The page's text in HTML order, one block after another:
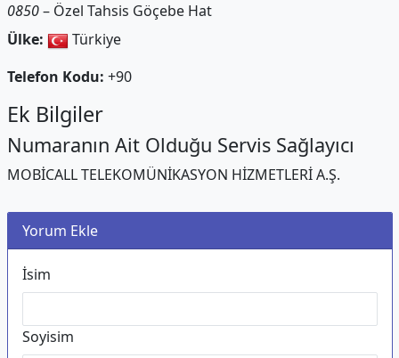
0850– Özel Tahsis Göçebe Hat
Ülke:
Türkiye
Telefon Kodu: +90
Ek Bilgiler
Numaranın Ait Olduğu Servis Sağlayıcı
MOBİCALL TELEKOMÜNİKASYON HİZMETLERİ A.Ş.
Yorum Ekle
İsim
Soyisim